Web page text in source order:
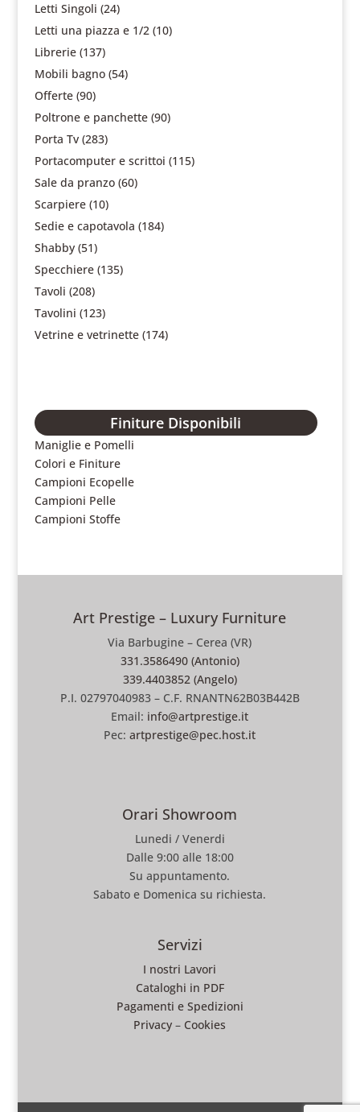
Letti Singoli (24)
Letti una piazza e 1/2 (10)
Librerie (137)
Mobili bagno (54)
Offerte (90)
Poltrone e panchette (90)
Porta Tv (283)
Portacomputer e scrittoi (115)
Sale da pranzo (60)
Scarpiere (10)
Sedie e capotavola (184)
Shabby (51)
Specchiere (135)
Tavoli (208)
Tavolini (123)
Vetrine e vetrinette (174)
Finiture Disponibili
Maniglie e Pomelli
Colori e Finiture
Campioni Ecopelle
Campioni Pelle
Campioni Stoffe
Art Prestige – Luxury Furniture
Via Barbugine – Cerea (VR)
331.3586490 (Antonio)
339.4403852 (Angelo)
P.I. 02797040983 – C.F. RNANTN62B03B442B
Email: info@artprestige.it
Pec:artprestige@pec.host.it
Orari Showroom
Lunedi / Venerdi
Dalle 9:00 alle 18:00
Su appuntamento.
Sabato e Domenica su richiesta.
Servizi
I nostri Lavori
Cataloghi in PDF
Pagamenti e Spedizioni
Privacy – Cookies